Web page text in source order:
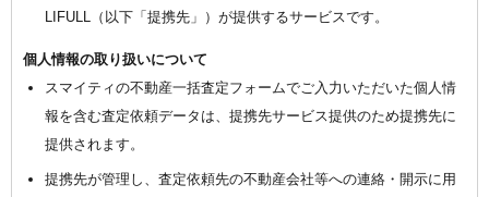
LIFULL（以下「提携先」）が提供するサービスです。
個人情報の取り扱いについて
スマイティの不動産一括査定フォームでご入力いただいた個人情
報を含む査定依頼データは、提携先サービス提供のため提携先に
提供されます。
提携先が管理し、査定依頼先の不動産会社等への連絡・開示に用